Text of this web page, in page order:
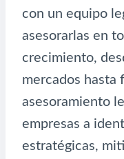
con un equipo
asesorarlas en
crecimiento,
mercados hasta
asesoramiento
empresas a
estratégicas,